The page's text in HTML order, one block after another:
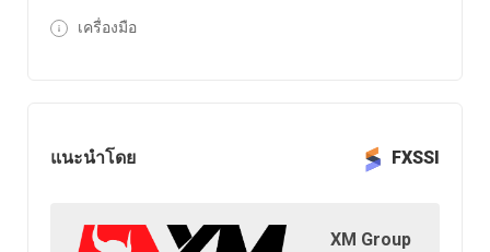
เครื่องมือ
แนะนำโดย FXSSI
XM Group